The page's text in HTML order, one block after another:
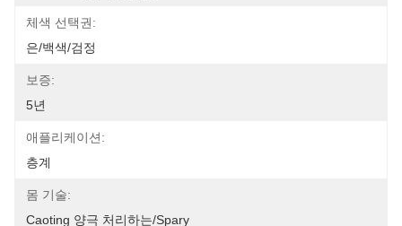
체색 선택권:
은/백색/검정
보증:
5년
애플리케이션:
층계
몸 기술:
Caoting 양극 처리하는/Spary